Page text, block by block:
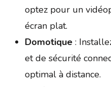
optez pour un
écran plat.
Domotique:
et de sécurité
optimal à distance.